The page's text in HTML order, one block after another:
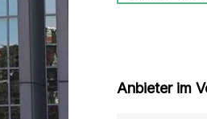
Anbieter im